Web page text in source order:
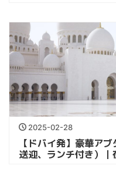
2025-02-28
【ドバイ発】豪華ア
送迎、ランチ付き）｜